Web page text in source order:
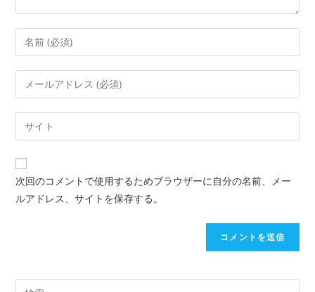
次回のコメントで使用するためブラウザーに自分の名前、メー
ルアドレス、サイトを保存する。